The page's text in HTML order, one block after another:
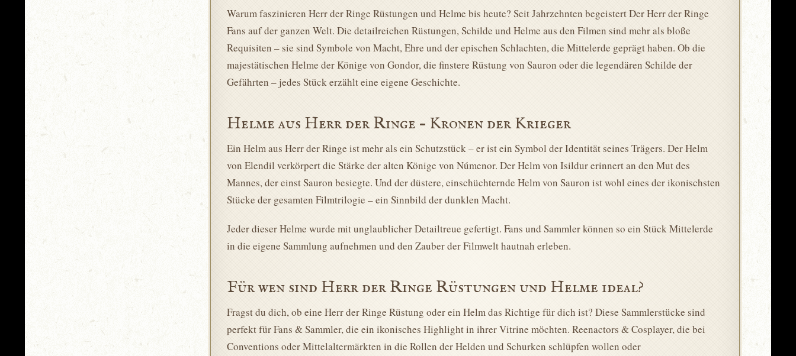
Warum faszinieren Herr der Ringe Rüstungen und Helme bis heute? Seit Jahrzehnten begeistert Der Herr der Ringe
Fans auf der ganzen Welt. Die detailreichen Rüstungen, Schilde und Helme aus den Filmen sind mehr als bloße
Requisiten – sie sind Symbole von Macht, Ehre und der epischen Schlachten, die Mittelerde geprägt haben. Ob die
majestätischen Helme der Könige von Gondor, die finstere Rüstung von Sauron oder die legendären Schilde der
Gefährten – jedes Stück erzählt eine eigene Geschichte.
Helme aus Herr der Ringe – Kronen der Krieger
Ein Helm aus Herr der Ringe ist mehr als ein Schutzstück – er ist ein Symbol der Identität seines Trägers. Der Helm
von Elendil verkörpert die Stärke der alten Könige von Númenor. Der Helm von Isildur erinnert an den Mut des
Mannes, der einst Sauron besiegte. Und der düstere, einschüchternde Helm von Sauron ist wohl eines der ikonischsten
Stücke der gesamten Filmtrilogie – ein Sinnbild der dunklen Macht.
Jeder dieser Helme wurde mit unglaublicher Detailtreue gefertigt. Fans und Sammler können so ein Stück Mittelerde
in die eigene Sammlung aufnehmen und den Zauber der Filmwelt hautnah erleben.
Für wen sind Herr der Ringe Rüstungen und Helme ideal?
Fragst du dich, ob eine Herr der Ringe Rüstung oder ein Helm das Richtige für dich ist? Diese Sammlerstücke sind
perfekt für Fans & Sammler, die ein ikonisches Highlight in ihrer Vitrine möchten. Reenactors & Cosplayer, die bei
Conventions oder Mittelaltermärkten in die Rollen der Helden und Schurken schlüpfen wollen oder